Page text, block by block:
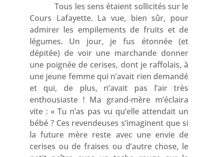
Tous les sens étaient sollicités sur le
Cours Lafayette. La vue, bien sûr, pour
admirer les empilements de fruits et de
légumes. Un jour, je fus étonnée (et
dépitée) de voir une marchande donner
une poignée de cerises, dont je raffolais, à
une jeune femme qui n’avait rien demandé
et qui, de plus, n’avait pas l’air très
enthousiaste ! Ma grand-mère m’éclaira
vite : « Tu n’as pas vu qu’elle attendait un
bébé ? Ces revendeuses s’imaginent que si
la future mère reste avec une envie de
cerises ou de fraises ou d’autre chose, le